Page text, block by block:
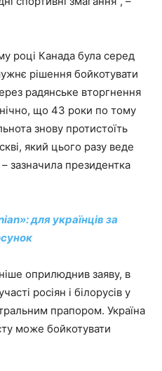
році Канада була серед
рішення бойкотувати
радянське вторгнення
що 43 роки по тому
знову протистоїть
який цього разу веде
– зазначила президентка
для українців за
оприлюднив заяву, в
росіян і білорусів у
прапором. Україна
може бойкотувати